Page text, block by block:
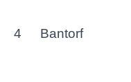
4
Bantorf